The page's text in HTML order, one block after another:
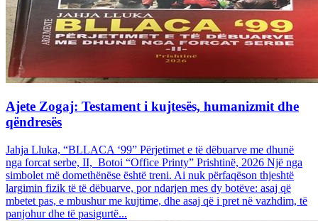
Ajete Zogaj: Testament i kujtesës, humanizmit dhe
qëndresës
Jahja Lluka, “BLLACA ‘99” Përjetimet e të dëbuarve me dhunë
nga forcat serbe, II, Botoi “Office Printy” Prishtinë, 2026 Një nga
simbolet më domethënëse është treni. Ai nuk përfaqëson thjeshtë
largimin fizik të të dëbuarve, por ndarjen mes dy botëve: asaj që
mbetet pas, e mbushur me kujtime, dhe asaj që i pret në vazhdim, të
panjohur dhe të pasigurtë...